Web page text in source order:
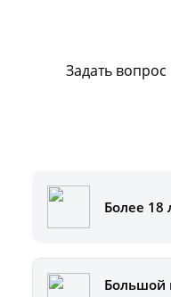
Задать вопрос
Более 18
Большой